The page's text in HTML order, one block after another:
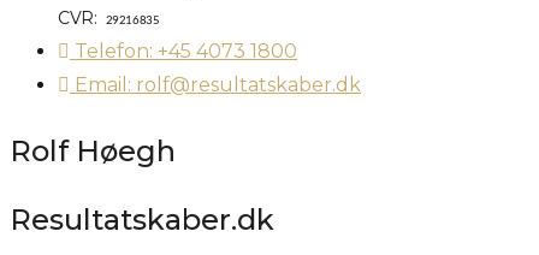
CVR: 29216835
Telefon: +45 4073 1800
Email: rolf@resultatskaber.dk
Rolf Høegh
Resultatskaber.dk